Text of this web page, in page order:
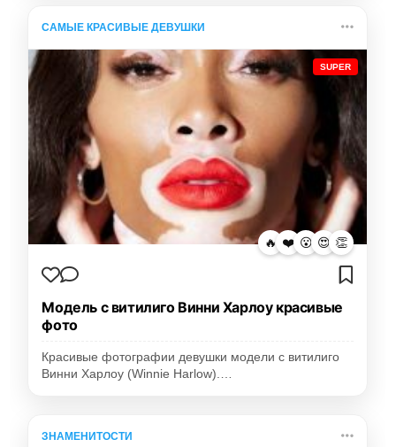
САМЫЕ КРАСИВЫЕ ДЕВУШКИ
SUPER
🔥 ❤️ 😮 😍 👏
Модель с витилиго Винни Харлоу красивые
фото
Красивые фотографии девушки модели с витилиго
Винни Харлоу (Winnie Harlow).…
ЗНАМЕНИТОСТИ